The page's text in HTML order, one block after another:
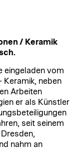
/ Keramik
eingeladen vom
Keramik, neben
Arbeiten
er als Künstler
seit seinem
nahm an